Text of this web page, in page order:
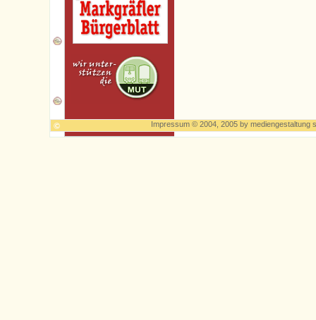
Impressum © 2004, 2005 by mediengestaltung